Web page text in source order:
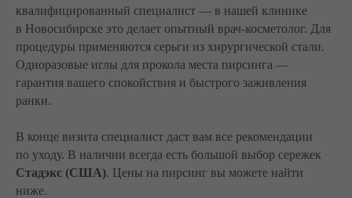
квалифицированный специалист — в нашей клинике
в Новосибирске это делает опытный врач-косметолог. Для
процедуры применяются серьги из хирургической стали.
Одноразовые иглы для прокола места пирсинга —
гарантия вашего спокойствия и быстрого заживления
ранки.
В конце визита специалист даст вам все рекомендации
по уходу. В наличии всегда есть большой выбор сережек
Стадэкс (США). Цены на пирсинг вы можете найти
ниже.